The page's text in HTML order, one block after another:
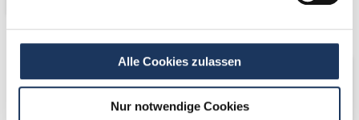
Alle Cookies zulassen
Nur notwendige Cookies
Partner von